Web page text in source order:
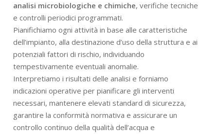
analisi microbiologiche e chimiche, verifiche tecniche
e controlli periodici programmati.
Pianifichiamo ogni attività in base alle caratteristiche
dell’impianto, alla destinazione d’uso della struttura e ai
potenziali fattori di rischio, individuando
tempestivamente eventuali anomalie.
Interpretiamo i risultati delle analisi e forniamo
indicazioni operative per pianificare gli interventi
necessari, mantenere elevati standard di sicurezza,
garantire la conformità normativa e assicurare un
controllo continuo della qualità dell’acqua e